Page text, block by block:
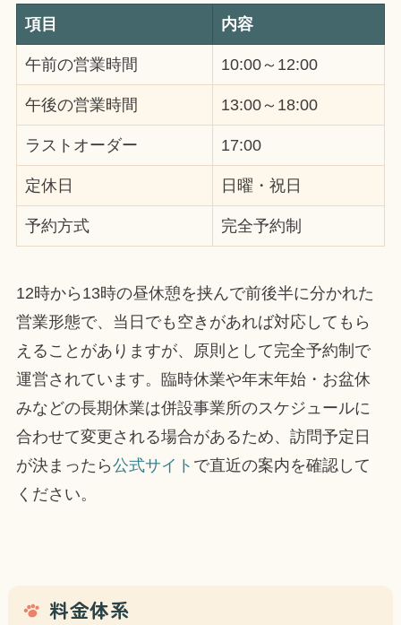
項目 内容
午前の営業時間 10:00～12:00
午後の営業時間 13:00～18:00
ラストオーダー 17:00
定休日 日曜・祝日
予約方式 完全予約制
12時から13時の昼休憩を挟んで前後半に分かれた
営業形態で、当日でも空きがあれば対応してもら
えることがありますが、原則として完全予約制で
運営されています。臨時休業や年末年始・お盆休
みなどの長期休業は併設事業所のスケジュールに
合わせて変更される場合があるため、訪問予定日
が決まったら公式サイト で直近の案内を確認して
ください。
料金体系